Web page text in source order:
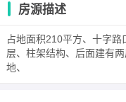
房源描述
占地面积210平方、十字
层、柱架结构、后面建有
地、